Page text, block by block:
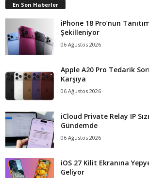
En Son Haberler
iPhone 18 Pro’nun
Şekilleniyor
06 Ağustos 2026
Apple A20 Pro Tedarik
Karşıya
06 Ağustos 2026
iCloud Private Relay IP
Gündemde
06 Ağustos 2026
iOS 27 Kilit Ekranına
Geliyor